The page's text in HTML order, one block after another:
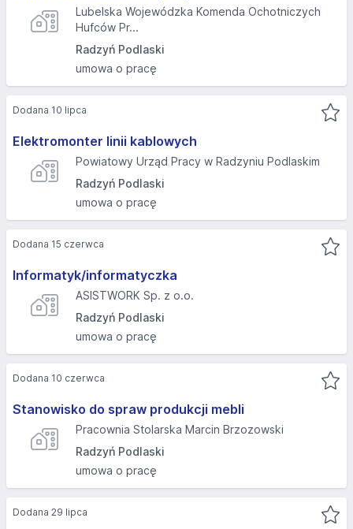
Lubelska Wojewódzka Komenda Ochotniczych
Hufców Pr...
Radzyń Podlaski
umowa o pracę
Elektromonter linii kablowych
Powiatowy Urząd Pracy w Radzyniu Podlaskim
Radzyń Podlaski
umowa o pracę
Dodana 10 lipca
Informatyk/informatyczka
ASISTWORK Sp. z o.o.
Radzyń Podlaski
umowa o pracę
Dodana 15 czerwca
Stanowisko do spraw produkcji mebli
Pracownia Stolarska Marcin Brzozowski
Radzyń Podlaski
umowa o pracę
Dodana 10 czerwca
Dodana 29 lipca